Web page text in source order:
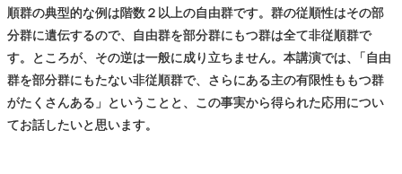
順群の典型的な例は階数２以上の自由群です。群の従順性はその部
分群に遺伝するので、自由群を部分群にもつ群は全て非従順群で
す。ところが、その逆は一般に成り立ちません。本講演では、
「自由
群を部分群にもたない非従順群で、さらにある主の有限性ももつ群
がたくさんある」ということと、この事実から得られた応用につい
てお話したいと思います。